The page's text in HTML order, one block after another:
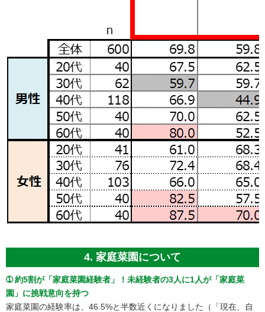
4. 家庭菜園について
➀ 約5割が「家庭菜園経験者」！未経験者の3人に1人が「家庭菜
園」に挑戦意向を持つ
家庭菜園の経験率は、46.5%と半数近くになりました（「現在、自